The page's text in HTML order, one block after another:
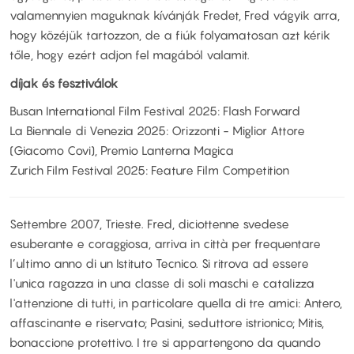
valamennyien maguknak kívánják Fredet, Fred vágyik arra,
hogy közéjük tartozzon, de a fiúk folyamatosan azt kérik
tőle, hogy ezért adjon fel magából valamit.
díjak és fesztiválok
Busan International Film Festival 2025: Flash Forward
La Biennale di Venezia 2025: Orizzonti - Miglior Attore
(Giacomo Covi), Premio Lanterna Magica
Zurich Film Festival 2025: Feature Film Competition
Settembre 2007, Trieste. Fred, diciottenne svedese
esuberante e coraggiosa, arriva in città per frequentare
l’ultimo anno di un Istituto Tecnico. Si ritrova ad essere
l'unica ragazza in una classe di soli maschi e catalizza
l'attenzione di tutti, in particolare quella di tre amici: Antero,
affascinante e riservato; Pasini, seduttore istrionico; Mitis,
bonaccione protettivo. I tre si appartengono da quando